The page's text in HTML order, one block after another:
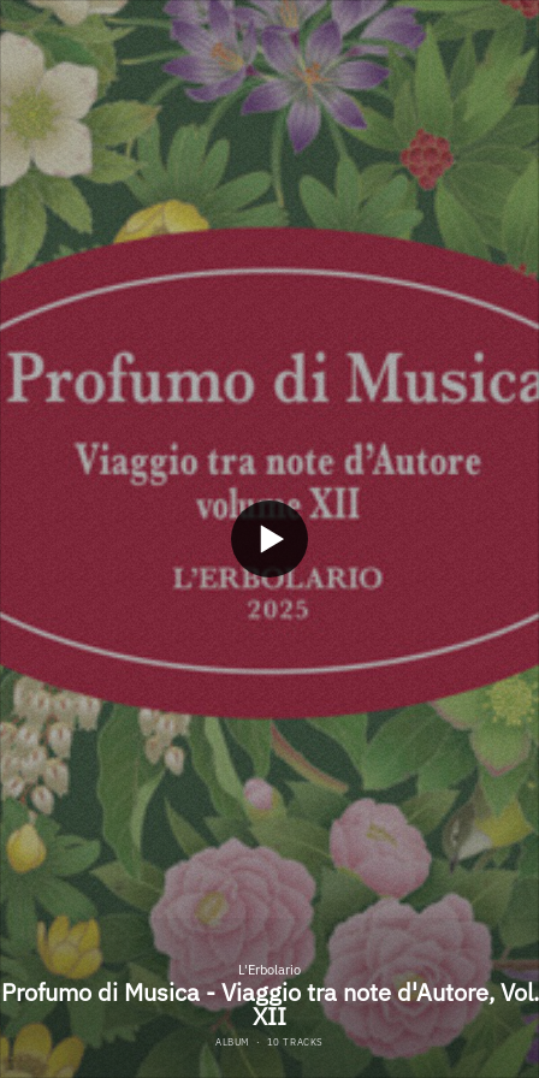
L'Erbolario
Profumo di Musica - Viaggio tra note d'Autore, Vol.
XII
ALBUM · 10 TRACKS